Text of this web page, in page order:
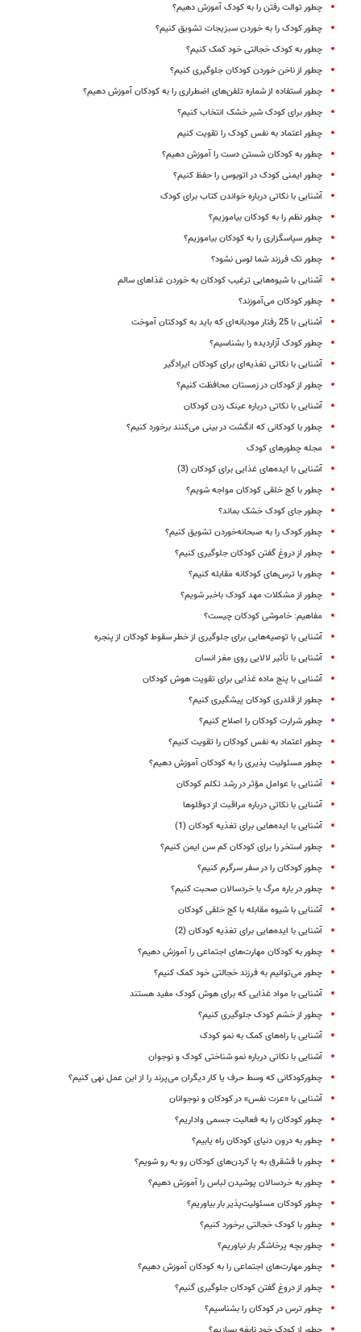
چطور توالت رفتن را به کودک آموزش دهیم؟
چطور کودک را به خوردن سبزیجات تشویق کنیم؟
چطور به کودک خجالتی خود کمک کنیم؟
چطور از ناخن خوردن کودکان جلوگیری کنیم؟
چطور استفاده از شماره‌ تلفن‌های اضطراری را به کودکان آموزش دهیم؟
چطور برای کودک شیر خشک انتخاب کنیم؟
چطور اعتماد به نفس کودک را تقویت کنیم
چطور به کودکان شستن دست را آموزش دهیم؟
چطور ایمنی کودک در اتوبوس را حفظ کنیم؟
آشنایی با نکاتی درباره خواندن کتاب برای کودک
چطور نظم را به کودکان بیاموزیم؟
چطور سپاسگزاری را به کودکان بیاموزیم؟
چطور تک فرزند شما لوس نشود؟
آشنایی با شیوه‌هایی ترغیب کودکان به خوردن غذاهای سالم
چطور کودکان می‌آموزند؟
آشنایی با 25 رفتار مودبانه‌ای که باید به کودکتان آموخت
چطور کودک ‌آزاردیده را بشناسیم؟
آشنایی با نکاتی تغذیه‌ای برای کودکان ایرادگیر
چطور از کودکان در زمستان محافظت کنیم؟
آشنایی با نکاتی درباره عینک زدن کودکان
چطور با کودکانی که انگشت در بینی می‌کنند برخورد کنیم؟
مجله چطورهای کودک
آشنایی با ایده‌‌های غذایی برای کودکان (3)
چطور با کج خلقی کودکان مواجه شویم؟
چطور جای کودک خشک بماند؟
چطور کودک را به صبحانه‌خوردن تشویق کنیم؟
چطور از دروغ گفتن کودکان جلوگیری کنیم؟
چطور با ترس‌های کودکانه مقابله کنیم؟
چطور از مشکلات مهد کودک باخبر شویم؟
مفاهیم: خاموشی کودکان چیست؟
آشنایی با توصیه‌هایی برای جلوگیری از خطر سقوط کودکان از پنجره
آشنایی با تأثیر لالایی روی مغز انسان
آشنایی با پنج ماده غذایی برای تقویت هوش کودکان
چطور از قلدری کودکان پیشگیری کنیم؟
چطور شرارت کودکان را اصلاح کنیم؟
چطور اعتماد به نفس کودکان را تقویت کنیم؟
چطور مسئولیت پذیری را به کودکان آموزش دهیم؟
آشنایی با عوامل مؤثر در رشد تکلم کودکان
آشنایی با نکاتی درباره مراقبت از دوقلوها
آشنایی با ایده‌هایی برای تغذیه کودکان (1)
چطور استخر را برای کودکان کم سن ایمن کنیم؟
چطور کودکان را در سفر سرگرم کنیم؟
چطور در باره مرگ با خردسالان صحبت کنیم؟
آشنایی با شیوه مقابله با کج خلقی کودکان
آشنایی با ایده‌هایی برای تغذیه کودکان (2)
چطور به کودکان مهارت‌های اجتماعی را آموزش دهیم؟
چطور می‌توانیم به فرزند خجالتی خود کمک کنیم؟
آشنایی با مواد غذایی که برای هوش کودک مفید هستند
چطور از خشم کودک جلوگیری کنیم؟
آشنایی با راه‌های کمک به نمو کودک
آشنایی با نکاتی درباره نمو شناختی کودک و نوجوان
چطورکودکانی که وسط حرف یا کار دیگران می‌پرند را از این عمل نهی کنیم؟
آشنایی با «عزت نفس» در کودکان و نوجوانان
چطور کودکان را به فعالیت جسمی واداریم؟
چطور به درون دنیای کودکان راه یابیم؟
چطور با قشقرق‌ به پا کردن‌های کودکان رو به رو شویم؟
چطور به خردسالان پوشیدن لباس را آموزش دهیم؟
چطور کودکان مسئولیت‌پذیر بار بیاوریم؟
چطور با کودک خجالتی برخورد کنیم؟
چطور بچه پرخاشگر بار نیاوریم؟
چطور مهارت‌های اجتماعی را به کودکان آموزش دهیم؟
چطور از دروغ گفتن کودکان جلوگیری گنیم؟
چطور ترس در کودکان را بشناسیم؟